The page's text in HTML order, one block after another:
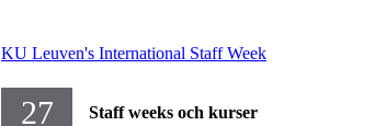
KU Leuven's International Staff Week
27 Staff weeks och kurser